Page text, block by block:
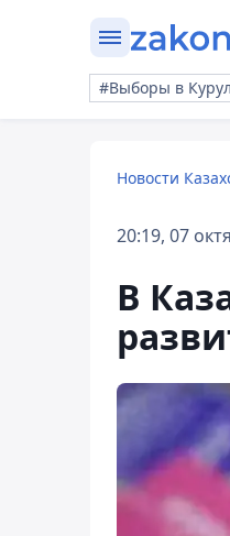
#Выборы в
Новости
20:19, 07
В